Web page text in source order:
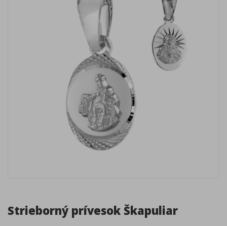
Strieborný prívesok Škapuliar